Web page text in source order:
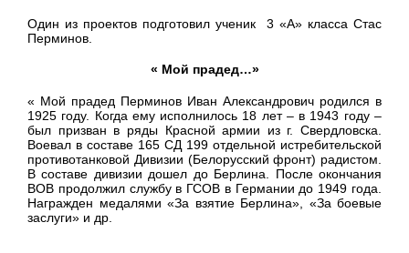
Один из проектов подготовил ученик 3 «А» класса Стас
Перминов.
« Мой прадед…»
« Мой прадед Перминов Иван Александрович родился в
1925 году. Когда ему исполнилось 18 лет – в 1943 году –
был призван в ряды Красной армии из г. Свердловска.
Воевал в составе 165 СД 199 отдельной истребительской
противотанковой Дивизии (Белорусский фронт) радистом.
В составе дивизии дошел до Берлина. После окончания
ВОВ продолжил службу в ГСОВ в Германии до 1949 года.
Награжден медалями «За взятие Берлина», «За боевые
заслуги» и др.